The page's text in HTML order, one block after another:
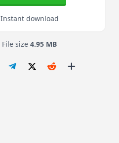
Instant download
File size4.95 MB